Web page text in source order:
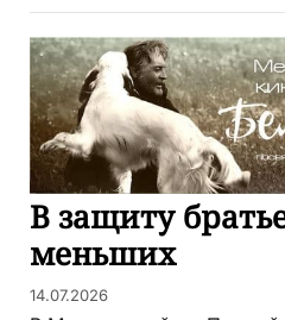
В защиту
меньших
14.07.2026